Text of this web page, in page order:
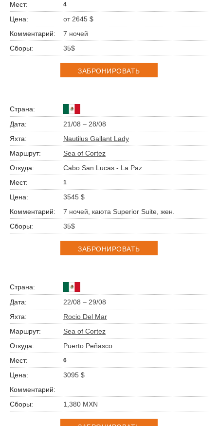
4
от 2645 $
7 ночей
35$
ЗАБРОНИРОВАТЬ
21/08 – 28/08
Nautilus Gallant Lady
Sea of Cortez
Cabo San Lucas - La Paz
1
3545 $
7 ночей, каюта Superior Suite, жен.
35$
ЗАБРОНИРОВАТЬ
22/08 – 29/08
Rocio Del Mar
Sea of Cortez
Puerto Peñasco
6
3095 $
1,380 MXN